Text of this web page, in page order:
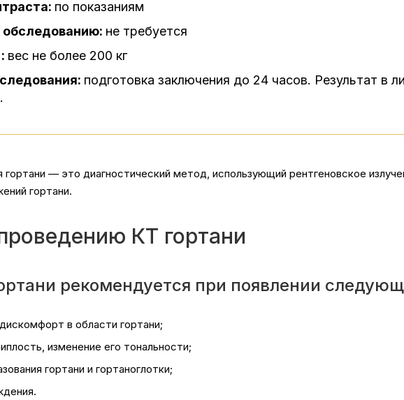
по показаниям
обследованию: не требуется
вес не более 200 кг
подготовка заключения до 24 часов. Результат в
— это диагностический метод, использующий рентгеновское
гортани.
КТ гортани
рекомендуется при появлении
в области гортани;
изменение его тональности;
гортани и гортаноглотки;